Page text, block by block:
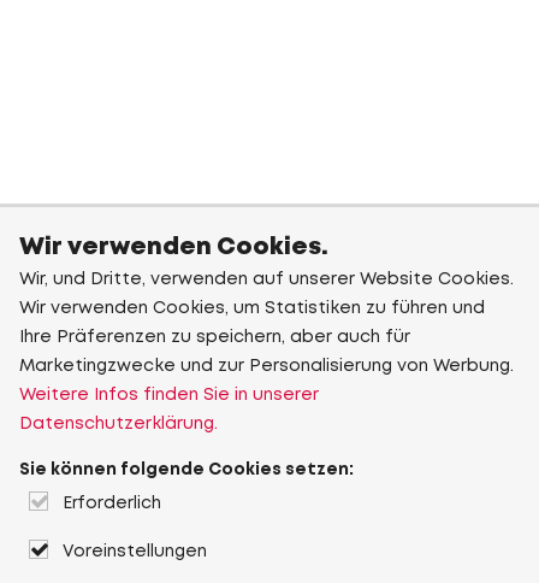
Wir verwenden Cookies.
Wir, und Dritte, verwenden auf unserer Website Cookies.
Wir verwenden Cookies, um Statistiken zu führen und
Ihre Präferenzen zu speichern, aber auch für
Marketingzwecke und zur Personalisierung von Werbung.
Weitere Infos finden Sie in unserer
Datenschutzerklärung.
Sie können folgende Cookies setzen:
Erforderlich
Voreinstellungen